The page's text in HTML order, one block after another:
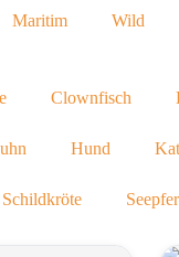
Maritim Wild
Clownfisch
Hund
Schildkröte